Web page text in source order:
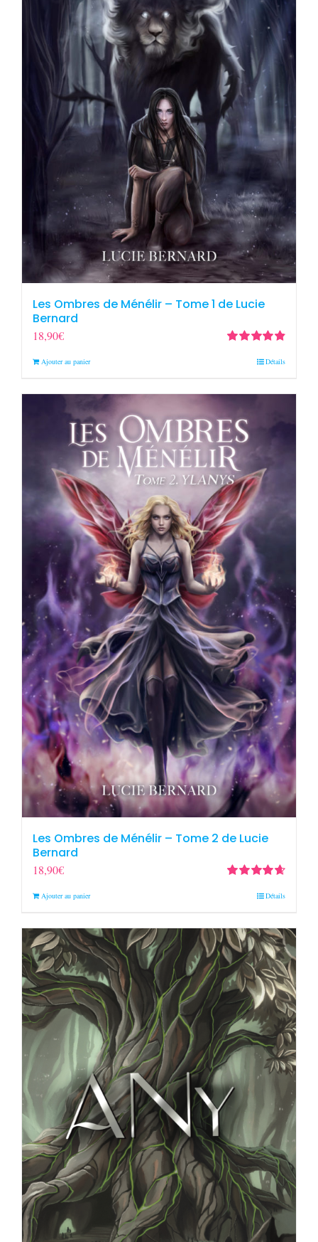
Les Ombres de Ménélir – Tome 1 de Lucie
Bernard
18,90€
Ajouter au panier Détails
Les Ombres de Ménélir – Tome 2 de Lucie
Bernard
18,90€
Ajouter au panier Détails